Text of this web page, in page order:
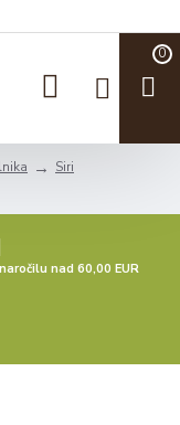
0
Siri
nad 60,00 EUR